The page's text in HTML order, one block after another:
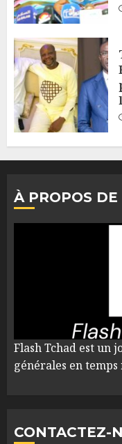
À PROPOS
Flash Tchad est un
générales en temps
CONTACTEZ-